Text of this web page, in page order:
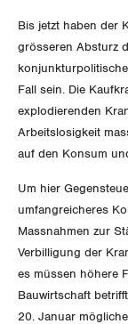
Berufliche
CORONA-VIRUS
SERVICE PUBLIC
Verkehr
Energie und
MIGRATION
International
SERVICE
Bis jetzt haben der
grösseren Absturz
Fall sein. Die
explodierenden
Arbeitslosigkeit
auf den Konsum
Um hier
umfangreicheres
Massnahmen zur
Verbilligung der
es müssen höhere
Bauwirtschaft
20. Januar